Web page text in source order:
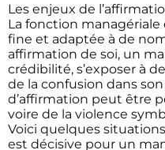
Les enjeux de
La fonction
fine et adaptée à de
affirmation de soi, un
crédibilité, s’exposer à
de la confusion dans
d’affirmation peut être
voire de la violence
Voici quelques
est décisive pour un